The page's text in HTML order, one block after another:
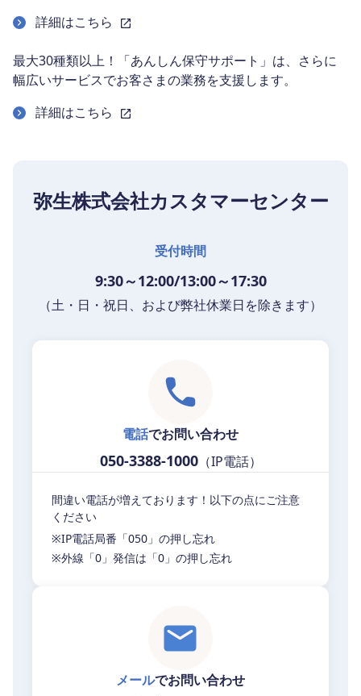
詳細はこちら
最大30種類以上！「あんしん保守サポート」は、さらに
幅広いサービスでお客さまの業務を支援します。
詳細はこちら
弥生株式会社カスタマーセンター
受付時間
9:30～12:00/13:00～17:30
（土・日・祝日、および弊社休業日を除きます）
電話でお問い合わせ
050-3388-1000（IP電話）
間違い電話が増えております！以下の点にご注意
ください
※IP電話局番「050」の押し忘れ
※外線「0」発信は「0」の押し忘れ
メールでお問い合わせ